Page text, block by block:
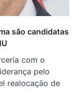
são candidatas
com o
pelo
realocação de